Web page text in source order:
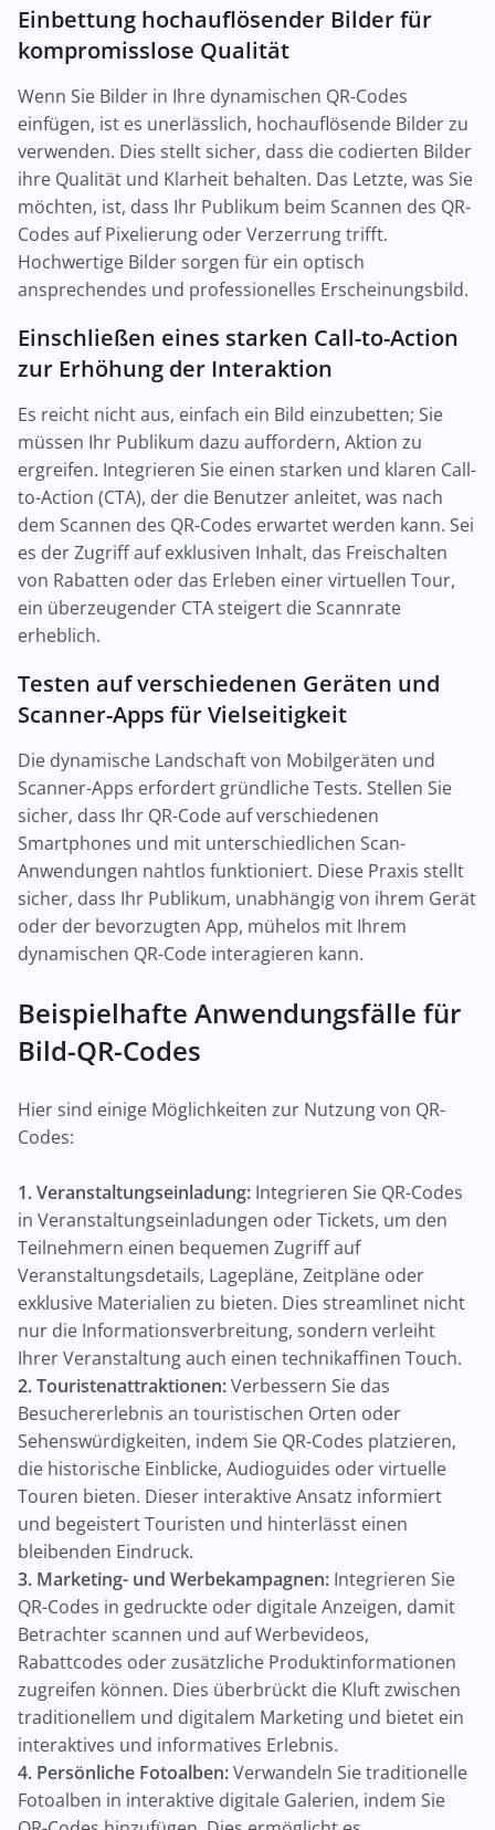
Einbettung hochauflösender Bilder für
kompromisslose Qualität
Wenn Sie Bilder in Ihre dynamischen QR-Codes
einfügen, ist es unerlässlich, hochauflösende Bilder zu
verwenden. Dies stellt sicher, dass die codierten Bilder
ihre Qualität und Klarheit behalten. Das Letzte, was Sie
möchten, ist, dass Ihr Publikum beim Scannen des QR-
Codes auf Pixelierung oder Verzerrung trifft.
Hochwertige Bilder sorgen für ein optisch
ansprechendes und professionelles Erscheinungsbild.
Einschließen eines starken Call-to-Action
zur Erhöhung der Interaktion
Es reicht nicht aus, einfach ein Bild einzubetten; Sie
müssen Ihr Publikum dazu auffordern, Aktion zu
ergreifen. Integrieren Sie einen starken und klaren Call-
to-Action (CTA), der die Benutzer anleitet, was nach
dem Scannen des QR-Codes erwartet werden kann. Sei
es der Zugriff auf exklusiven Inhalt, das Freischalten
von Rabatten oder das Erleben einer virtuellen Tour,
ein überzeugender CTA steigert die Scannrate
erheblich.
Testen auf verschiedenen Geräten und
Scanner-Apps für Vielseitigkeit
Die dynamische Landschaft von Mobilgeräten und
Scanner-Apps erfordert gründliche Tests. Stellen Sie
sicher, dass Ihr QR-Code auf verschiedenen
Smartphones und mit unterschiedlichen Scan-
Anwendungen nahtlos funktioniert. Diese Praxis stellt
sicher, dass Ihr Publikum, unabhängig von ihrem Gerät
oder der bevorzugten App, mühelos mit Ihrem
dynamischen QR-Code interagieren kann.
Beispielhafte Anwendungsfälle für
Bild-QR-Codes
Hier sind einige Möglichkeiten zur Nutzung von QR-
Codes:
1. Veranstaltungseinladung: Integrieren Sie QR-Codes
in Veranstaltungseinladungen oder Tickets, um den
Teilnehmern einen bequemen Zugriff auf
Veranstaltungsdetails, Lagepläne, Zeitpläne oder
exklusive Materialien zu bieten. Dies streamlinet nicht
nur die Informationsverbreitung, sondern verleiht
Ihrer Veranstaltung auch einen technikaffinen Touch.
2. Touristenattraktionen:Verbessern Sie das
Besuchererlebnis an touristischen Orten oder
Sehenswürdigkeiten, indem Sie QR-Codes platzieren,
die historische Einblicke, Audioguides oder virtuelle
Touren bieten. Dieser interaktive Ansatz informiert
und begeistert Touristen und hinterlässt einen
bleibenden Eindruck.
3. Marketing- und Werbekampagnen: Integrieren Sie
QR-Codes in gedruckte oder digitale Anzeigen, damit
Betrachter scannen und auf Werbevideos,
Rabattcodes oder zusätzliche Produktinformationen
zugreifen können. Dies überbrückt die Kluft zwischen
traditionellem und digitalem Marketing und bietet ein
interaktives und informatives Erlebnis.
4. Persönliche Fotoalben:Verwandeln Sie traditionelle
Fotoalben in interaktive digitale Galerien, indem Sie